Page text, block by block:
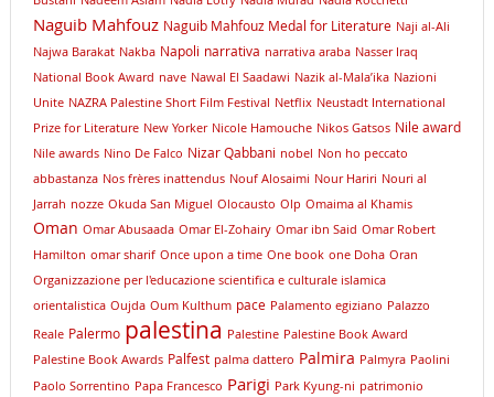
Naguib Mahfouz Naguib Mahfouz Medal for Literature Naji al-Ali
Najwa Barakat Nakba Napoli narrativa narrativa araba Nasser Iraq
National Book Award nave Nawal El Saadawi Nazik al-Mala’ika Nazioni
Unite NAZRA Palestine Short Film Festival Netflix Neustadt International
Prize for Literature New Yorker Nicole Hamouche Nikos Gatsos Nile award
Nile awards Nino De Falco Nizar Qabbani nobel Non ho peccato
abbastanza Nos frères inattendus Nouf Alosaimi Nour Hariri Nouri al
Jarrah nozze Okuda San Miguel Olocausto Olp Omaima al Khamis
Oman Omar Abusaada Omar El-Zohairy Omar ibn Said Omar Robert
Hamilton omar sharif Once upon a time One book one Doha Oran
Organizzazione per l'educazione scientifica e culturale islamica
orientalistica Oujda Oum Kulthum pace Palamento egiziano Palazzo
Reale Palermo palestina Palestine Palestine Book Award
Palestine Book Awards Palfest palma dattero Palmira Palmyra Paolini
Paolo Sorrentino Papa Francesco Parigi Park Kyung-ni patrimonio